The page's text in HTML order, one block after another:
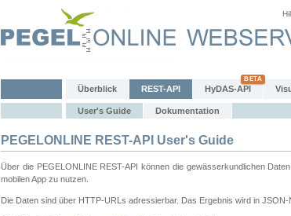
Überblick REST-API HyDAS-API
User's Guide Dokumentation
PEGELONLINE REST-API User's Guide
Über die PEGELONLINE REST-API können die gewässerkundlichen
mobilen App zu nutzen.
Die Daten sind über HTTP-URLs adressierbar. Das Ergebnis wird in JSON-